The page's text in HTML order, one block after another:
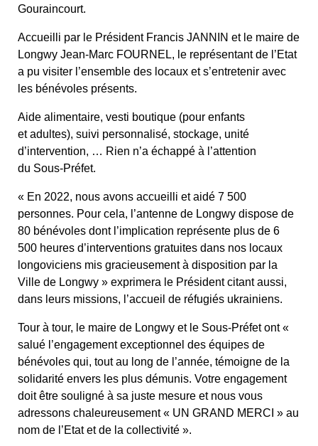
Gouraincourt.
Accueilli par le Président Francis JANNIN et le maire de
Longwy Jean-Marc FOURNEL, le représentant de l’Etat
a pu visiter l’ensemble des locaux et s’entretenir avec
les bénévoles présents.
Aide alimentaire, vesti boutique (pour enfants
et adultes), suivi personnalisé, stockage, unité
d’intervention, … Rien n’a échappé à l’attention
du Sous-Préfet.
« En 2022, nous avons accueilli et aidé 7 500
personnes. Pour cela, l’antenne de Longwy dispose de
80 bénévoles dont l’implication représente plus de 6
500 heures d’interventions gratuites dans nos locaux
longoviciens mis gracieusement à disposition par la
Ville de Longwy » exprimera le Président citant aussi,
dans leurs missions, l’accueil de réfugiés ukrainiens.
Tour à tour, le maire de Longwy et le Sous-Préfet ont «
salué l’engagement exceptionnel des équipes de
bénévoles qui, tout au long de l’année, témoigne de la
solidarité envers les plus démunis. Votre engagement
doit être souligné à sa juste mesure et nous vous
adressons chaleureusement « UN GRAND MERCI » au
nom de l’Etat et de la collectivité ».